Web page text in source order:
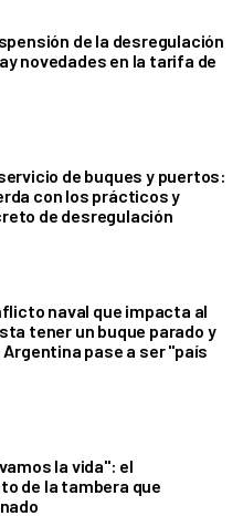
de la desregulación
novedades en la tarifa de
de buques y puertos:
con los prácticos y
de desregulación
naval que impacta al
tener un buque parado y
Argentina pase a ser "país
la vida": el
de la tambera que